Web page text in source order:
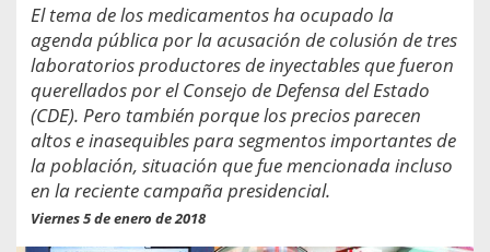
El tema de los medicamentos ha ocupado la
agenda pública por la acusación de colusión de tres
laboratorios productores de inyectables que fueron
querellados por el Consejo de Defensa del Estado
(CDE). Pero también porque los precios parecen
altos e inasequibles para segmentos importantes de
la población, situación que fue mencionada incluso
en la reciente campaña presidencial.
Viernes 5 de enero de 2018